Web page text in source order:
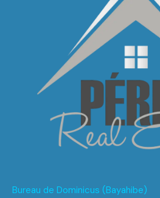
Bureau de Dominicus (Bayahibe)